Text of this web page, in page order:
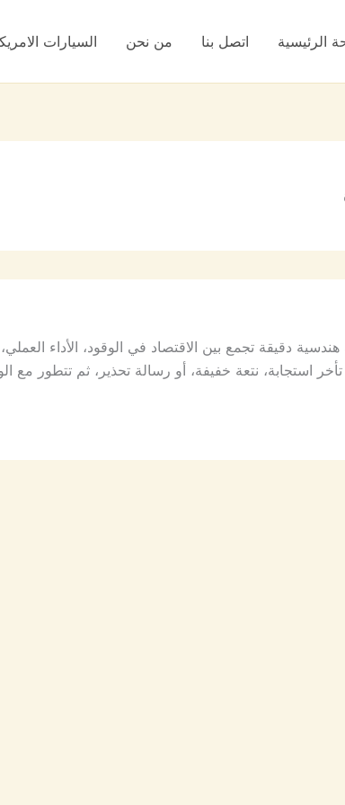
الرئيسية اتصل بنا من نحن السيارات
دقيقة تجمع بين الاقتصاد في الوقود، الأداء
استجابة، نتعة خفيفة، أو رسالة تحذير، ثم تتطور مع